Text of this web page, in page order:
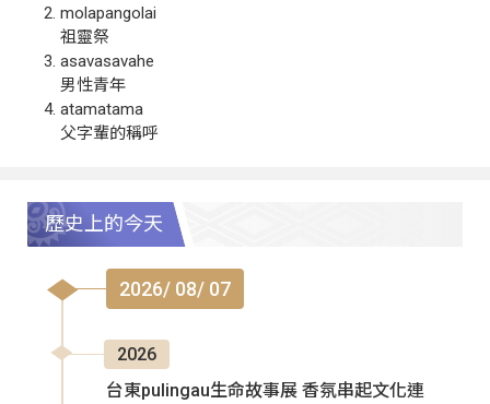
molapangolai
祖靈祭
asavasavahe
男性青年
atamatama
父字輩的稱呼
歷史上的今天
2026/ 08/ 07
2026
台東pulingau生命故事展 香氛串起文化連